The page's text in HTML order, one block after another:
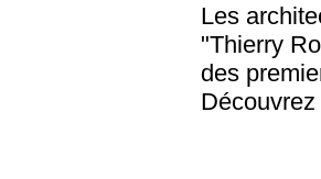
Les
"Thierry
des